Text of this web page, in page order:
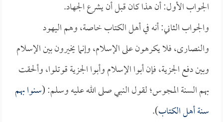
الجواب الأول: أن هذا كان قبل أن يشرع الجهاد.
والجواب الثاني: أنه في أهل الكتاب خاصة، وهم اليهود
والنصارى، فلا يكرهون على الإسلام، وإنما يخيرون بين الإسلام
وبين دفع الجزية، فإن أبوا الإسلام وأبوا الجزية قوتلوا، وألحقت
بهم السنة المجوس؛ لقول النبي صلى الله عليه وسلم: (سنوا بهم
سنة أهل الكتاب).